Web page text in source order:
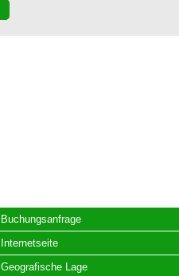
Buchungsanfrage
Internetseite
Geografische Lage